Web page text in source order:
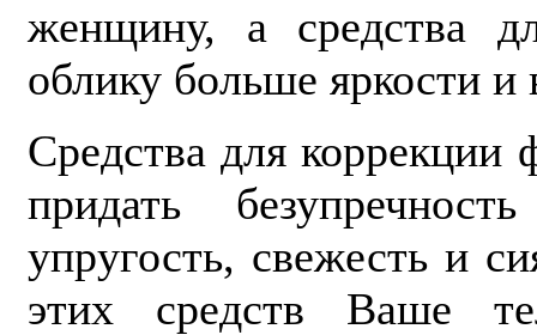
женщину, а средства
облику больше яркости и
Средства для коррекции
придать
упругость, свежесть и
этих средств Ваше